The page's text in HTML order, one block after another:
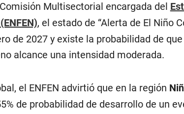
Multisectorial encargada del
, el estado de “Alerta de El Niño
de 2027 y existe la probabilidad de
alcance una intensidad moderada.
el ENFEN advirtió que en la región
de probabilidad de desarrollo de un